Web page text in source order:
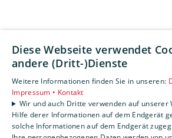
Diese Webseite verwendet
andere (Dritt-)Dienste
Weitere Informationen finden Sie in unseren:
Impressum • Kontakt
Wir und auch Dritte verwenden auf unserer
Hilfe derer Informationen auf dem Endgerät
solche Informationen auf dem Endgerät